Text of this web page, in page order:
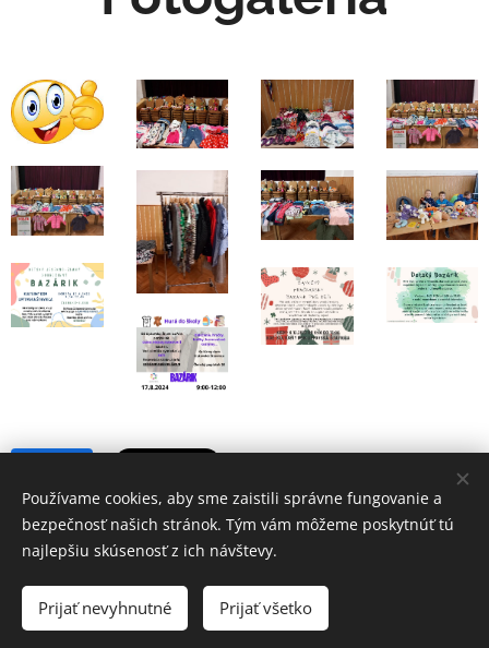
Vytvorené službouWebnode
Používame cookies, aby sme zaistili správne fungovanie a
bezpečnosť našich stránok. Tým vám môžeme poskytnúť tú
najlepšiu skúsenosť z ich návštevy.
Prijať nevyhnutné Prijať všetko